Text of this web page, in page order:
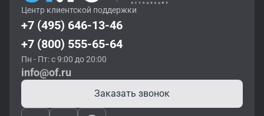
Центр клиентской поддержки
+7 (495) 646-13-46
+7 (800) 555-65-64
Пн - Пт: с 9:00 до 20:00
info@of.ru
Заказать звонок